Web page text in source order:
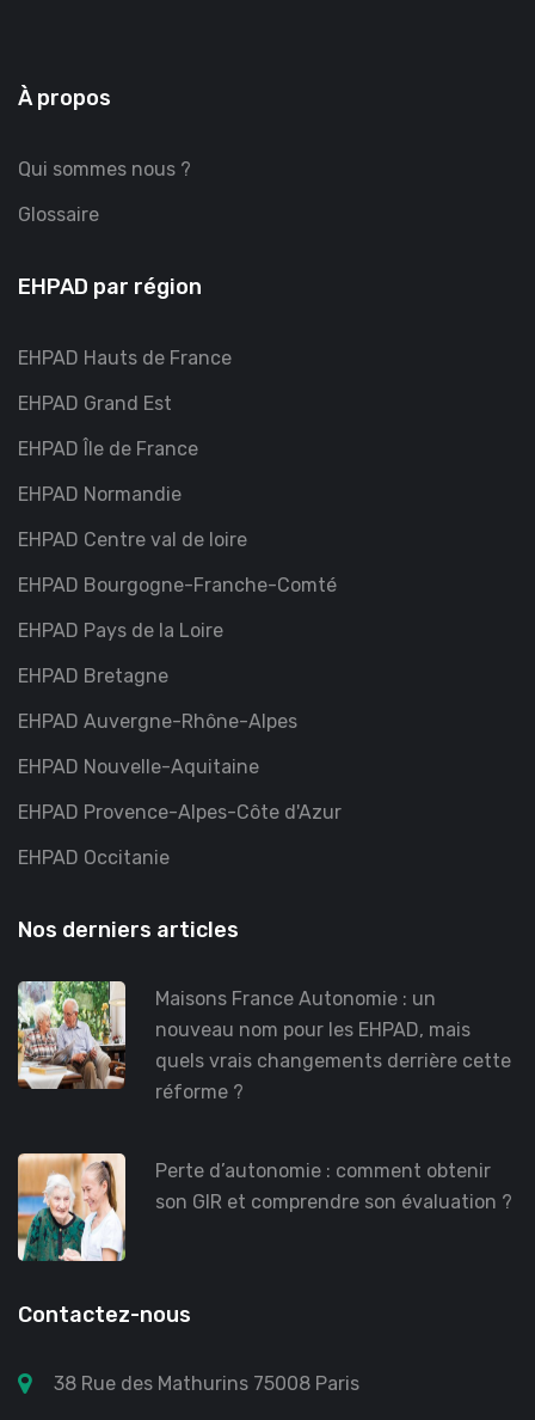
À propos
Qui sommes nous ?
Glossaire
EHPAD par région
EHPAD Hauts de France
EHPAD Grand Est
EHPAD Île de France
EHPAD Normandie
EHPAD Centre val de loire
EHPAD Bourgogne-Franche-Comté
EHPAD Pays de la Loire
EHPAD Bretagne
EHPAD Auvergne-Rhône-Alpes
EHPAD Nouvelle-Aquitaine
EHPAD Provence-Alpes-Côte d'Azur
EHPAD Occitanie
Nos derniers articles
Maisons France Autonomie : un
nouveau nom pour les EHPAD, mais
quels vrais changements derrière cette
réforme ?
Perte d’autonomie : comment obtenir
son GIR et comprendre son évaluation ?
Contactez-nous
38 Rue des Mathurins 75008 Paris